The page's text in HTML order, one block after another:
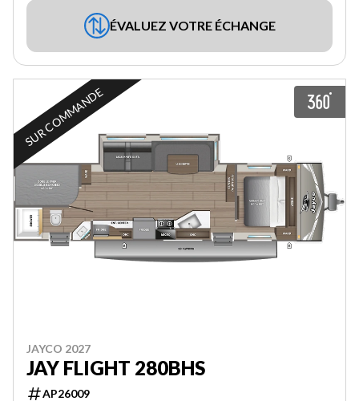
ÉVALUEZ VOTRE ÉCHANGE
SUR COMMANDE
JAYCO 2027
JAY FLIGHT 280BHS
AP26009